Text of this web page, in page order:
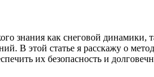
знания как снеговой динамики,
В этой статье я расскажу о
их безопасность и